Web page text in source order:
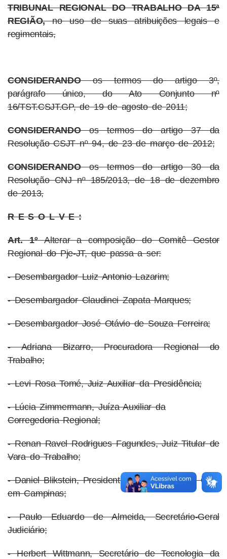
TRIBUNAL REGIONAL DO TRABALHO DA 15ª
REGIÃO,no uso de suas atribuições legais e
regimentais,
CONSIDERANDOos termos do artigo 3º,
parágrafo único, do Ato Conjunto nº
16/TST.CSJT.GP, de 19 de agosto de 2011;
CONSIDERANDOos termos do artigo 37 da
Resolução CSJT nº 94, de 23 de março de 2012;
CONSIDERANDOos termos do artigo 30 da
Resolução CNJ nº 185/2013, de 18 de dezembro
de 2013,
R E S O L V E :
Art. 1ºAlterar a composição do Comitê Gestor
Regional do Pje-JT, que passa a ser:
- Desembargador Luiz Antonio Lazarim;
- Desembargador Claudinei Zapata Marques;
- Desembargador José Otávio de Souza Ferreira;
- Adriana Bizarro, Procuradora Regional do
Trabalho;
- Levi Rosa Tomé, Juiz Auxiliar da Presidência;
- Lúcia Zimmermann, Juíza Auxiliar da
Corregedoria Regional;
- Renan Ravel Rodrigues Fagundes, Juiz Titular de
Vara do Trabalho;
- Daniel Blikstein, Presidente da Subseção da OAB
em Campinas;
- Paulo Eduardo de Almeida, Secretário-Geral
Judiciário;
- Herbert Wittmann, Secretário de Tecnologia da